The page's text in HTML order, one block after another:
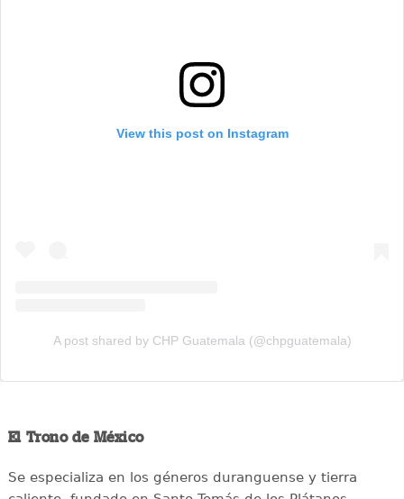
View this post on Instagram
A post shared by CHP Guatemala (@chpguatemala)
El Trono de México
Se especializa en los géneros duranguense y tierra